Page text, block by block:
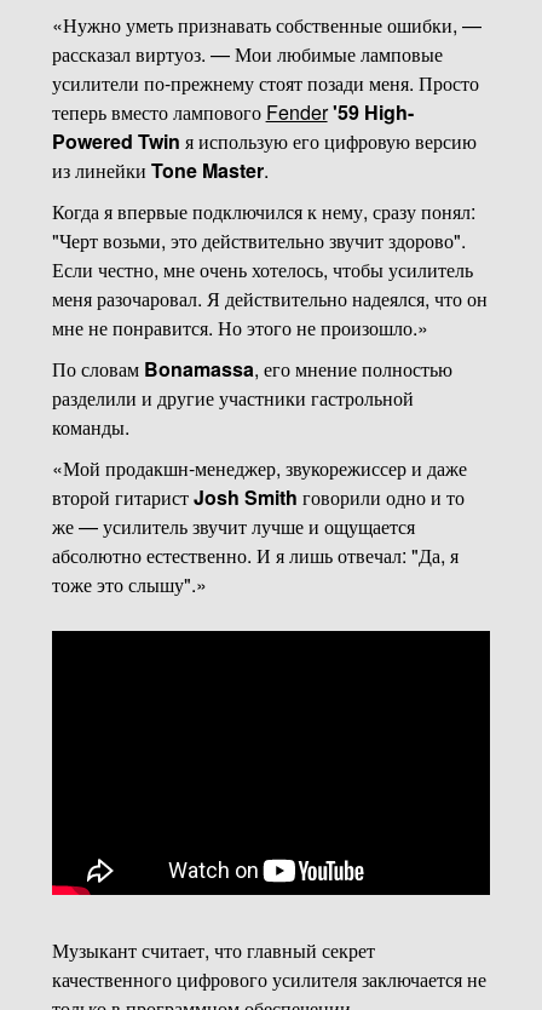
«Нужно уметь признавать собственные ошибки, —
рассказал виртуоз. — Мои любимые ламповые
усилители по-прежнему стоят позади меня. Просто
теперь вместо лампового Fender'59 High-
Powered Twin я использую его цифровую версию
из линейки Tone Master.
Когда я впервые подключился к нему, сразу понял:
"Черт возьми, это действительно звучит здорово".
Если честно, мне очень хотелось, чтобы усилитель
меня разочаровал. Я действительно надеялся, что он
мне не понравится. Но этого не произошло.»
По словам Bonamassa, его мнение полностью
разделили и другие участники гастрольной
команды.
«Мой продакшн-менеджер, звукорежиссер и даже
второй гитаристJosh Smith говорили одно и то
же — усилитель звучит лучше и ощущается
абсолютно естественно. И я лишь отвечал: "Да, я
тоже это слышу".»
Музыкант считает, что главный секрет
качественного цифрового усилителя заключается не